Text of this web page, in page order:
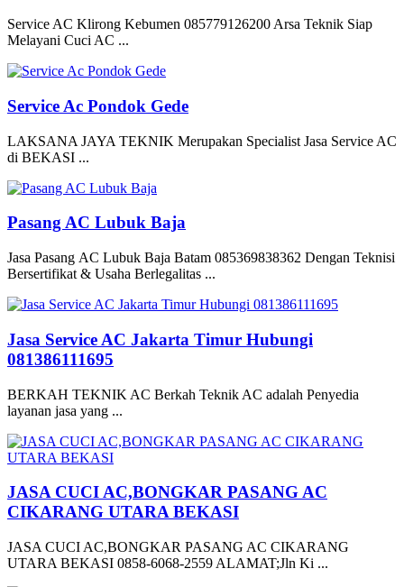
Service AC Klirong Kebumen 085779126200 Arsa Teknik Siap
Melayani Cuci AC ...
Service Ac Pondok Gede
LAKSANA JAYA TEKNIK Merupakan Specialist Jasa Service AC
di BEKASI ...
Pasang AC Lubuk Baja
Jasa Pasang AC Lubuk Baja Batam 085369838362 Dengan Teknisi
Bersertifikat & Usaha Berlegalitas ...
Jasa Service AC Jakarta Timur Hubungi
081386111695
BERKAH TEKNIK AC Berkah Teknik AC adalah Penyedia
layanan jasa yang ...
JASA CUCI AC,BONGKAR PASANG AC
CIKARANG UTARA BEKASI
JASA CUCI AC,BONGKAR PASANG AC CIKARANG
UTARA BEKASI 0858-6068-2559 ALAMAT;Jln Ki ...